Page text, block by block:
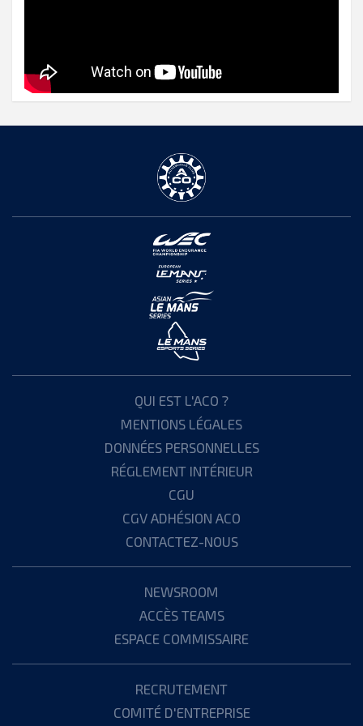
QUI EST L'ACO ?
MENTIONS LÉGALES
DONNÉES PERSONNELLES
RÉGLEMENT INTÉRIEUR
CGU
CGV ADHÉSION ACO
CONTACTEZ-NOUS
NEWSROOM
ACCÈS TEAMS
ESPACE COMMISSAIRE
RECRUTEMENT
COMITÉ D'ENTREPRISE